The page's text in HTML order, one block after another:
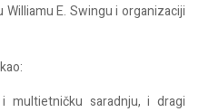
E. Swingu i organizaciji
multietničku saradnju, i dragi